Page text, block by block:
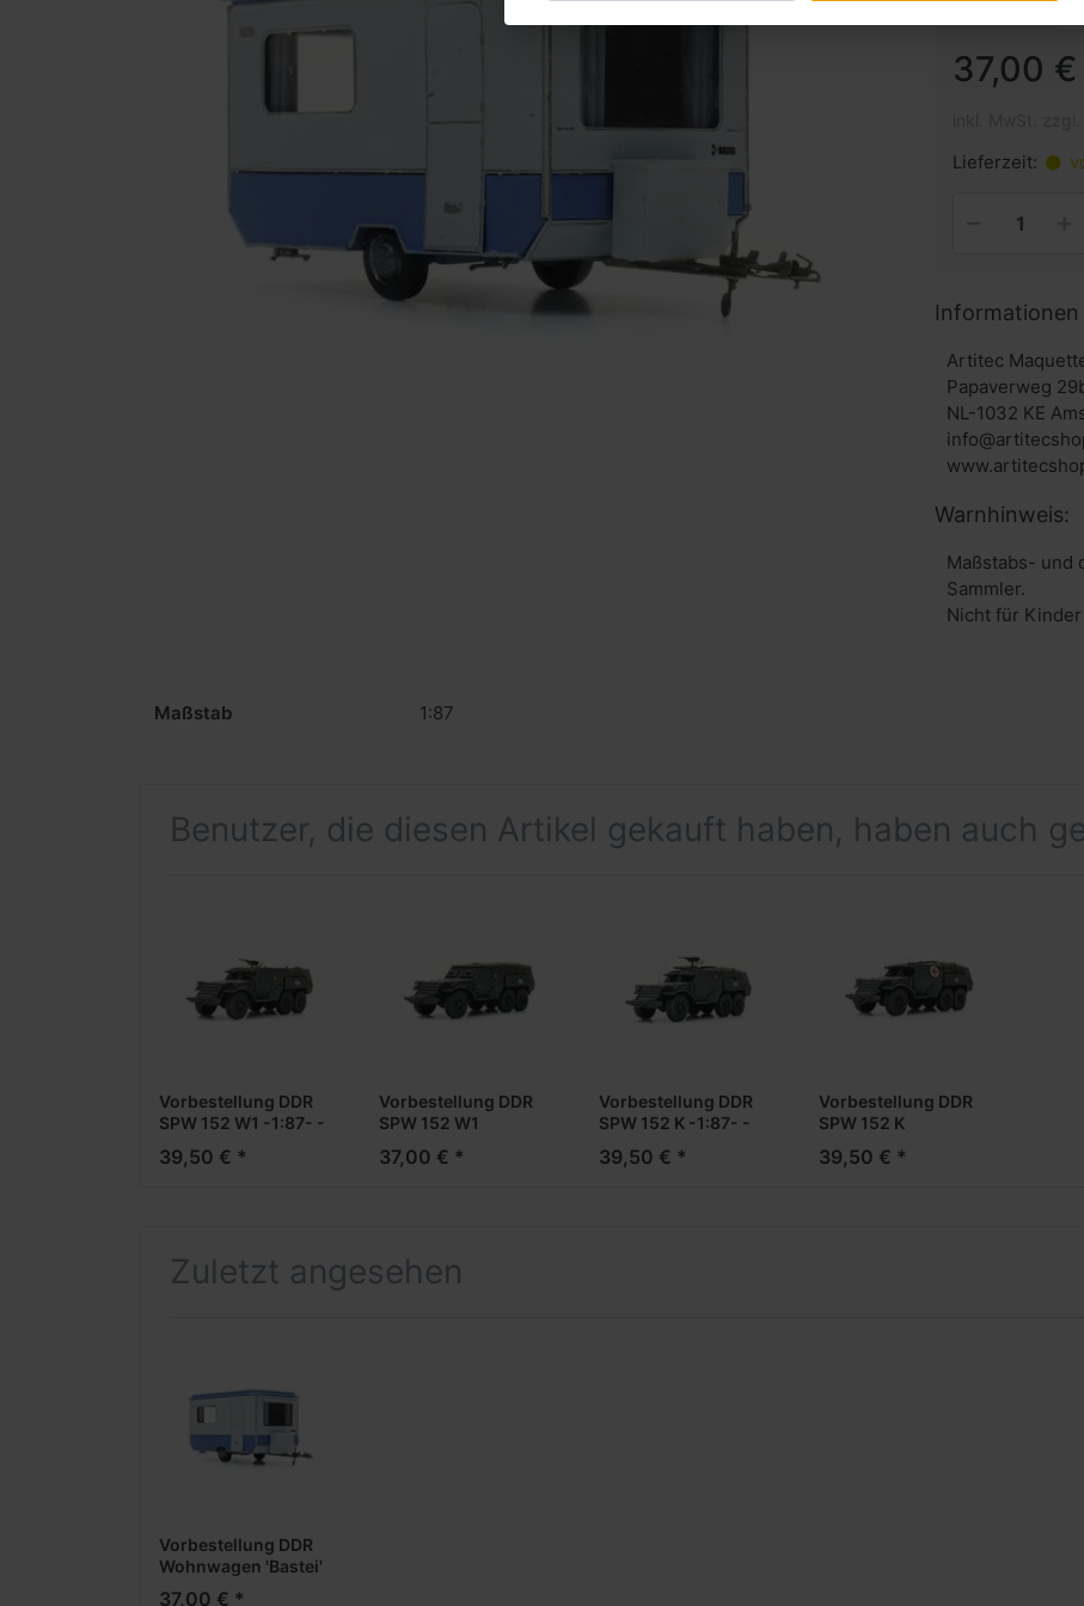
37,00
Lieferzeit:
Informationen
Artitec
Papaverweg
NL-1032 KE
Warnhinweis:
Maßstabs- und
Sammler.
Nicht für
Maßstab 1:87
Benutzer, die diesen Artikel gekauft haben, haben auch
Vorbestellung DDR
SPW 152 W1 -1:87- -
***Messe NH
39,50 € *
Vorbestellung DDR
SPW 152 W1
-1:87- -Military
37,00 € *
Vorbestellung DDR
SPW 152 K -1:87- -
***Messe NH
39,50 € *
Vorbestellung DDR
SPW 152 K
-Military
39,50 € *
Zuletzt angesehen
Vorbestellung DDR
Wohnwagen 'Bastei'
reisen -1:87- -
37,00 € *